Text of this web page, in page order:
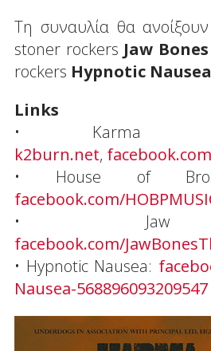
Τη συναυλία θα ανοίξουν
stoner rockers Jaw Bones
rockers Hypnotic Nausea
Links
• Karma
k2burn.net,
• House of
facebook.com/
• Jaw
facebook.com/
• Hypnotic Nausea:
Nausea-568896093209547